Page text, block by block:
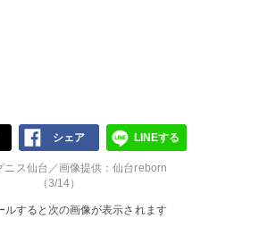
シェア LINEする
ニス仙台／画像提供：仙台reborn
（3/14）
すると次の画像が表示されます